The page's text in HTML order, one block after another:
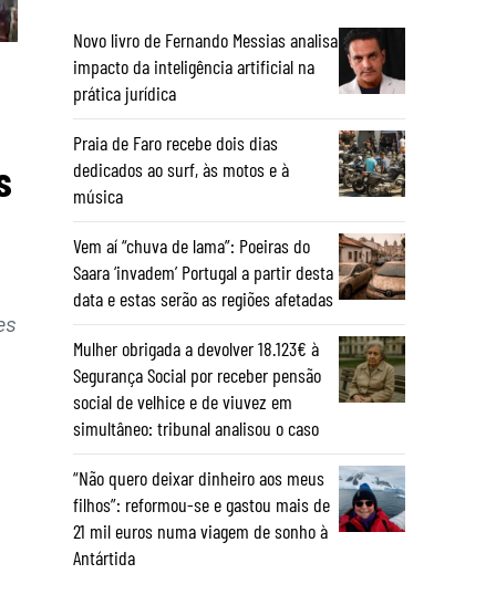
Novo livro de Fernando Messias analisa
impacto da inteligência artificial na
prática jurídica
Praia de Faro recebe dois dias
dedicados ao surf, às motos e à
música
Vem aí “chuva de lama”: Poeiras do
Saara ‘invadem’ Portugal a partir desta
data e estas serão as regiões afetadas
Mulher obrigada a devolver 18.123€ à
Segurança Social por receber pensão
social de velhice e de viuvez em
simultâneo: tribunal analisou o caso
“Não quero deixar dinheiro aos meus
filhos”: reformou-se e gastou mais de
21 mil euros numa viagem de sonho à
Antártida